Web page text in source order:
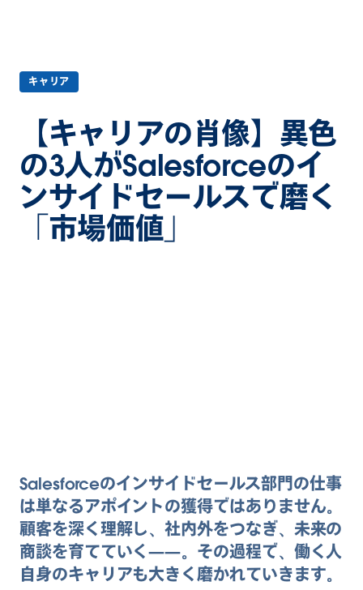
キャリア
【キャリアの肖像】異色
の3人がSalesforceのイ
ンサイドセールスで磨く
「市場価値」
Salesforceのインサイドセールス部門の仕事
は単なるアポイントの獲得ではありません。
顧客を深く理解し、社内外をつなぎ、未来の
商談を育てていく――。その過程で、働く人
自身のキャリアも大きく磨かれていきます。